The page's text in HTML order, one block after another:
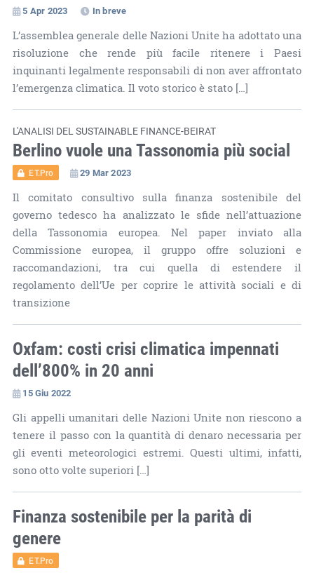
5 Apr 2023 In breve
L’assemblea generale delle Nazioni Unite ha adottato una
risoluzione che rende più facile ritenere i Paesi
inquinanti legalmente responsabili di non aver affrontato
l’emergenza climatica. Il voto storico è stato […]
L'ANALISI DEL SUSTAINABLE FINANCE-BEIRAT
Berlino vuole una Tassonomia più social
ET.Pro 29 Mar 2023
Il comitato consultivo sulla finanza sostenibile del
governo tedesco ha analizzato le sfide nell’attuazione
della Tassonomia europea. Nel paper inviato alla
Commissione europea, il gruppo offre soluzioni e
raccomandazioni, tra cui quella di estendere il
regolamento dell’Ue per coprire le attività sociali e di
transizione
Oxfam: costi crisi climatica impennati
dell’800% in 20 anni
15 Giu 2022
Gli appelli umanitari delle Nazioni Unite non riescono a
tenere il passo con la quantità di denaro necessaria per
gli eventi meteorologici estremi. Questi ultimi, infatti,
sono otto volte superiori […]
Finanza sostenibile per la parità di
genere
ET.Pro